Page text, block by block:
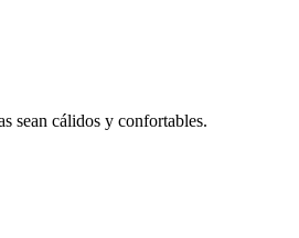
sean cálidos y confortables.